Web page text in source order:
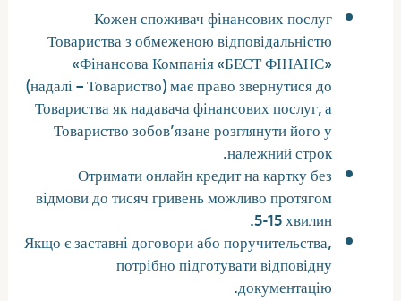
Кожен споживач фінансових послуг
Товариства з обмеженою відповідальністю
«Фінансова Компанія «БЕСТ ФІНАНС»
(надалі – Товариство) має право звернутися до
Товариства як надавача фінансових послуг, а
Товариство зобов’язане розглянути його у
належний строк.
Отримати онлайн кредит на картку без
відмови до тисяч гривень можливо протягом
5-15 хвилин.
Якщо є заставні договори або поручительства,
потрібно підготувати відповідну
документацію.